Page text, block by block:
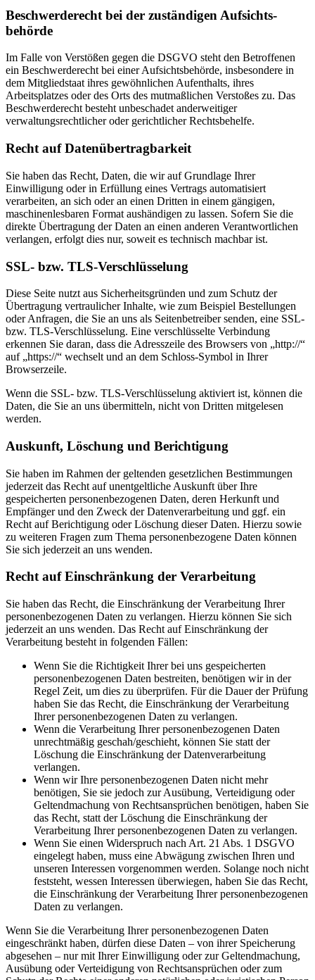
Beschwerde­recht bei der zuständigen Aufsichts­
behörde
Im Falle von Verstößen gegen die DSGVO steht den Betroffenen
ein Beschwerderecht bei einer Aufsichtsbehörde, insbesondere in
dem Mitgliedstaat ihres gewöhnlichen Aufenthalts, ihres
Arbeitsplatzes oder des Orts des mutmaßlichen Verstoßes zu. Das
Beschwerderecht besteht unbeschadet anderweitiger
verwaltungsrechtlicher oder gerichtlicher Rechtsbehelfe.
Recht auf Daten­übertrag­barkeit
Sie haben das Recht, Daten, die wir auf Grundlage Ihrer
Einwilligung oder in Erfüllung eines Vertrags automatisiert
verarbeiten, an sich oder an einen Dritten in einem gängigen,
maschinenlesbaren Format aushändigen zu lassen. Sofern Sie die
direkte Übertragung der Daten an einen anderen Verantwortlichen
verlangen, erfolgt dies nur, soweit es technisch machbar ist.
SSL- bzw. TLS-Verschlüsselung
Diese Seite nutzt aus Sicherheitsgründen und zum Schutz der
Übertragung vertraulicher Inhalte, wie zum Beispiel Bestellungen
oder Anfragen, die Sie an uns als Seitenbetreiber senden, eine SSL-
bzw. TLS-Verschlüsselung. Eine verschlüsselte Verbindung
erkennen Sie daran, dass die Adresszeile des Browsers von „http://“
auf „https://“ wechselt und an dem Schloss-Symbol in Ihrer
Browserzeile.
Wenn die SSL- bzw. TLS-Verschlüsselung aktiviert ist, können die
Daten, die Sie an uns übermitteln, nicht von Dritten mitgelesen
werden.
Auskunft, Löschung und Berichtigung
Sie haben im Rahmen der geltenden gesetzlichen Bestimmungen
jederzeit das Recht auf unentgeltliche Auskunft über Ihre
gespeicherten personenbezogenen Daten, deren Herkunft und
Empfänger und den Zweck der Datenverarbeitung und ggf. ein
Recht auf Berichtigung oder Löschung dieser Daten. Hierzu sowie
zu weiteren Fragen zum Thema personenbezogene Daten können
Sie sich jederzeit an uns wenden.
Recht auf Einschränkung der Verarbeitung
Sie haben das Recht, die Einschränkung der Verarbeitung Ihrer
personenbezogenen Daten zu verlangen. Hierzu können Sie sich
jederzeit an uns wenden. Das Recht auf Einschränkung der
Verarbeitung besteht in folgenden Fällen:
Wenn Sie die Richtigkeit Ihrer bei uns gespeicherten
personenbezogenen Daten bestreiten, benötigen wir in der
Regel Zeit, um dies zu überprüfen. Für die Dauer der Prüfung
haben Sie das Recht, die Einschränkung der Verarbeitung
Ihrer personenbezogenen Daten zu verlangen.
Wenn die Verarbeitung Ihrer personenbezogenen Daten
unrechtmäßig geschah/geschieht, können Sie statt der
Löschung die Einschränkung der Datenverarbeitung
verlangen.
Wenn wir Ihre personenbezogenen Daten nicht mehr
benötigen, Sie sie jedoch zur Ausübung, Verteidigung oder
Geltendmachung von Rechtsansprüchen benötigen, haben Sie
das Recht, statt der Löschung die Einschränkung der
Verarbeitung Ihrer personenbezogenen Daten zu verlangen.
Wenn Sie einen Widerspruch nach Art. 21 Abs. 1 DSGVO
eingelegt haben, muss eine Abwägung zwischen Ihren und
unseren Interessen vorgenommen werden. Solange noch nicht
feststeht, wessen Interessen überwiegen, haben Sie das Recht,
die Einschränkung der Verarbeitung Ihrer personenbezogenen
Daten zu verlangen.
Wenn Sie die Verarbeitung Ihrer personenbezogenen Daten
eingeschränkt haben, dürfen diese Daten – von ihrer Speicherung
abgesehen – nur mit Ihrer Einwilligung oder zur Geltendmachung,
Ausübung oder Verteidigung von Rechtsansprüchen oder zum